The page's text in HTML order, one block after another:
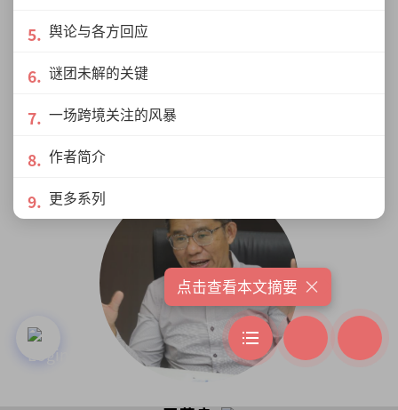
DogtorOoi
资深媒体人，养狗三十余年，曾繁殖拳师
狗，对养狗、训狗、护理狗，有一定的经
验与知识。自嘲是狗界江湖郎中，稍懂替
请贵客自理看兽医。
舆论与各方回应
谜团未解的关键
一场跨境关注的风暴
作者简介
更多系列
点击查看本文摘要 ×